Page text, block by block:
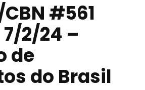
CBN #561
2/24 –
de
do Brasil